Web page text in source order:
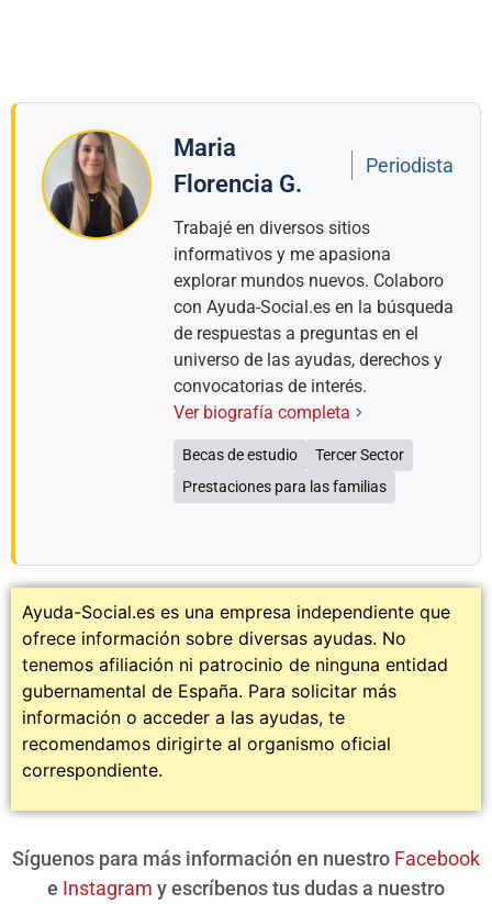
Maria
Florencia G.
Periodista
Trabajé en diversos sitios
informativos y me apasiona
explorar mundos nuevos. Colaboro
con Ayuda-Social.es en la búsqueda
de respuestas a preguntas en el
universo de las ayudas, derechos y
convocatorias de interés.
Ver biografía completa
Becas de estudio
Tercer Sector
Prestaciones para las familias
Ayuda-Social.es es una empresa independiente que
ofrece información sobre diversas ayudas. No
tenemos afiliación ni patrocinio de ninguna entidad
gubernamental de España. Para solicitar más
información o acceder a las ayudas, te
recomendamos dirigirte al organismo oficial
correspondiente.
Síguenos para más información en nuestro Facebook
e Instagram y escríbenos tus dudas a nuestro